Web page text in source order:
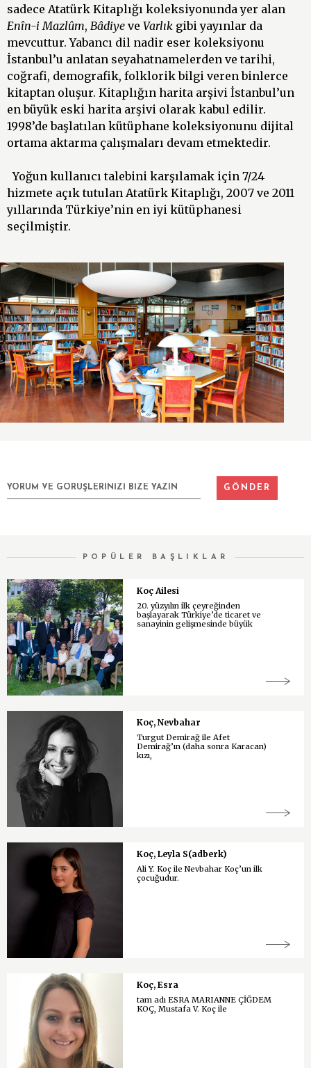
sadece Atatürk Kitaplığı koleksiyonunda yer alan
Enîn-i Mazlûm, Bâdiye ve Varlık gibi yayınlar da
mevcuttur. Yabancı dil nadir eser koleksiyonu
İstanbul’u anlatan seyahatnamelerden ve tarihi,
coğrafi, demografik, folklorik bilgi veren binlerce
kitaptan oluşur. Kitaplığın harita arşivi İstanbul’un
en büyük eski harita arşivi olarak kabul edilir.
1998’de başlatılan kütüphane koleksiyonunu dijital
ortama aktarma çalışmaları devam etmektedir.
Yoğun kullanıcı talebini karşılamak için 7/24
hizmete açık tutulan Atatürk Kitaplığı, 2007 ve 2011
yıllarında Türkiye’nin en iyi kütüphanesi
seçilmiştir.
POPÜLER BAŞLIKLAR
Koç Ailesi
20. yüzyılın ilk çeyreğinden
başlayarak Türkiye’de ticaret ve
sanayinin gelişmesinde büyük
Koç, Nevbahar
Turgut Demirağ ile Afet
Demirağ’ın (daha sonra Karacan)
kızı,
Koç, Leyla S(adberk)
Ali Y. Koç ile Nevbahar Koç’un ilk
çocuğudur.
Koç, Esra
tam adı ESRA MARIANNE ÇİĞDEM
KOÇ, Mustafa V. Koç ile